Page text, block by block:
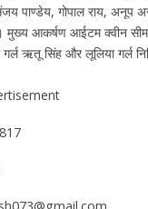
पाण्डेय, गोपाल राय, अनूप
मुख्य आकर्षण आईटम क्वीन
ऋतू सिंह और लूलिया गर्ल